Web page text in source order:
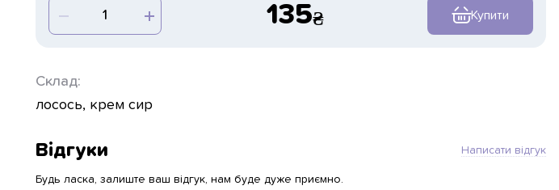
135 Купити
Склад:
лосось, крем сир
Відгуки Написати відгук
Будь ласка, залиште ваш відгук, нам буде дуже приємно.